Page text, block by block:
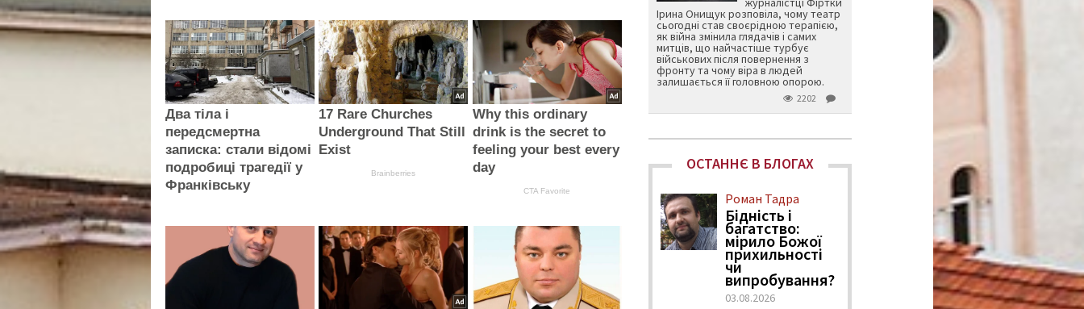
Два тіла і
передсмертна
записка: стали відомі
подробиці трагедії у
Франківську
17 Rare Churches
Underground That Still
Exist
Brainberries
Why this ordinary
drink is the secret to
feeling your best every
day
CTA Favorite
Ірина Онищук розповіла, чому театр
сьогодні став своєрідною терапією,
як війна змінила глядачів і самих
митців, що найчастіше турбує
військових після повернення з
фронту та чому віра в людей
залишається її головною опорою.
2202
ОСТАННЄ В БЛОГАХ
Роман Тадра
Бідність і
багатство:
мірило Божої
прихильності
чи
випробування?
03.08.2026